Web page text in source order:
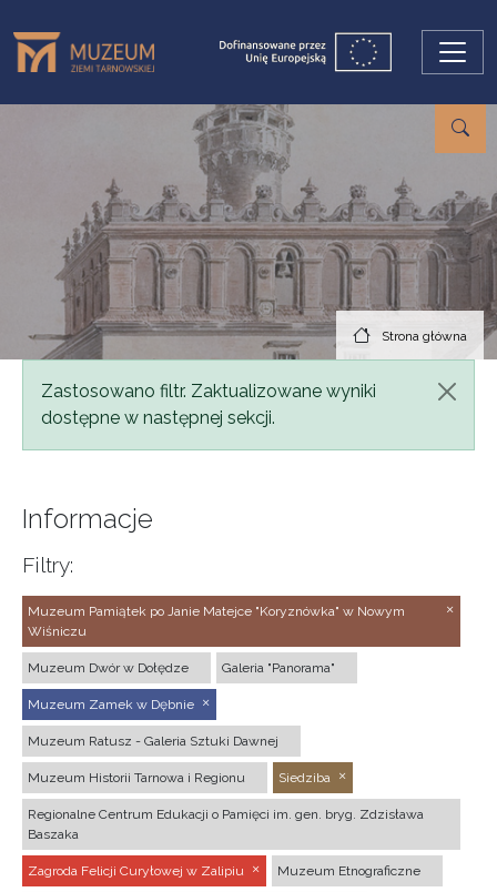
Strona główna
Komunikat
Zastosowano filtr. Zaktualizowane wyniki
dostępne w następnej sekcji.
Informacje
Filtry:
Muzeum Pamiątek po Janie Matejce "Koryznówka" w Nowym
Wiśniczu
Muzeum Dwór w Dołędze Galeria "Panorama"
Muzeum Zamek w Dębnie
Muzeum Ratusz - Galeria Sztuki Dawnej
Muzeum Historii Tarnowa i Regionu Siedziba
Regionalne Centrum Edukacji o Pamięci im. gen. bryg. Zdzisława
Baszaka
Zagroda Felicji Curyłowej w Zalipiu Muzeum Etnograficzne